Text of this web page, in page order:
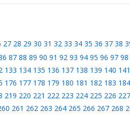
27 28 29 30 31 32 33 34 35 36 37 38
87 88 89 90 91 92 93 94 95 96 97 98
133 134 135 136 137 138 139 140 141
176 177 178 179 180 181 182 183 184
219 220 221 222 223 224 225 226 227
261 262 263 264 265 266 267 268